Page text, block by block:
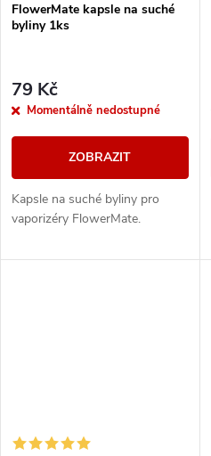
FlowerMate kapsle na suché
byliny 1ks
79 Kč
Momentálně nedostupné
ZOBRAZIT
Kapsle na suché byliny pro
vaporizéry FlowerMate.